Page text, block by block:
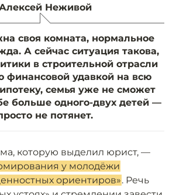
Неживой
своя комната, нормальное
А сейчас ситуация такова,
в строительной отрасли
финансовой удавкой на всю
семья уже не сможет
больше одного-двух детей —
не потянет.
которую выделил юрист, —
у молодёжи
ориентиров». Речь